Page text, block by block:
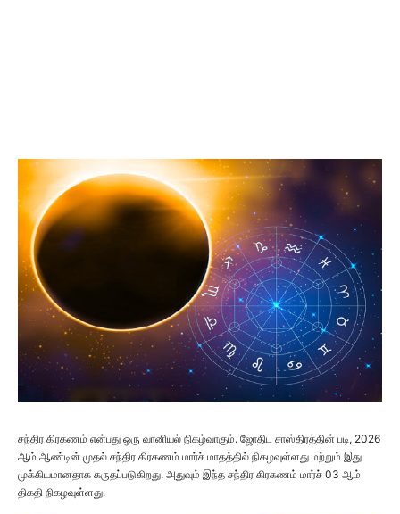
சந்திர கிரகணம் என்பது ஒரு வானியல் நிகழ்வாகும். ஜோதிட சாஸ்திரத்தின் படி, 2026
ஆம் ஆண்டின் முதல் சந்திர கிரகணம் மார்ச் மாதத்தில் நிகழவுள்ளது மற்றும் இது
முக்கியமானதாக கருதப்படுகிறது. அதுவும் இந்த சந்திர கிரகணம் மார்ச் 03 ஆம்
திகதி நிகழவுள்ளது.